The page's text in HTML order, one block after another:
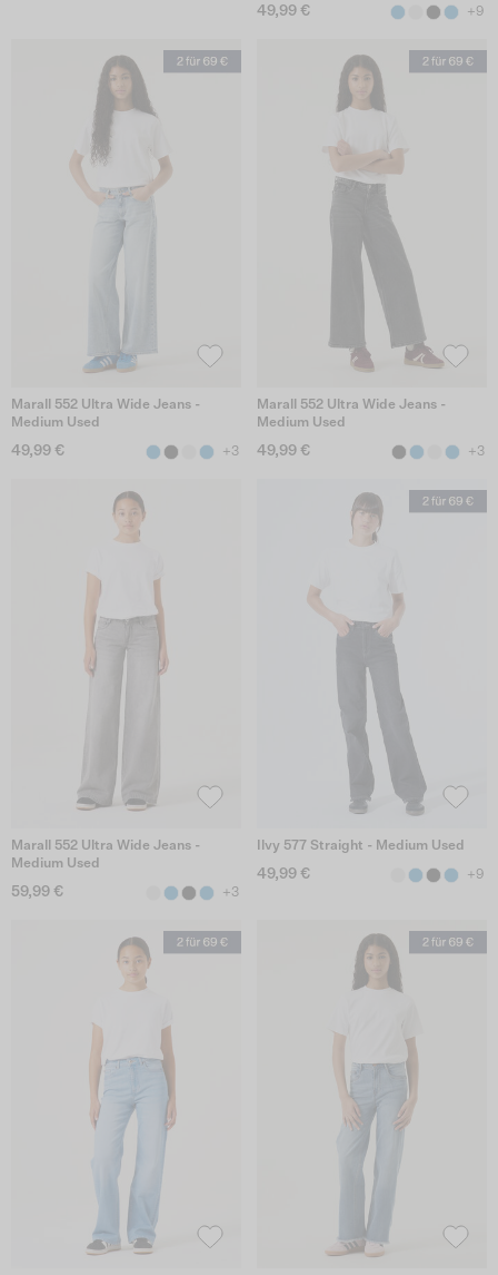
49,99 € +9
Marall 552 Ultra Wide Jeans -
Medium Used
49,99 € +3
Marall 552 Ultra Wide Jeans -
Medium Used
49,99 € +3
Marall 552 Ultra Wide Jeans -
Medium Used
59,99 € +3
Ilvy 577 Straight - Medium Used
49,99 € +9